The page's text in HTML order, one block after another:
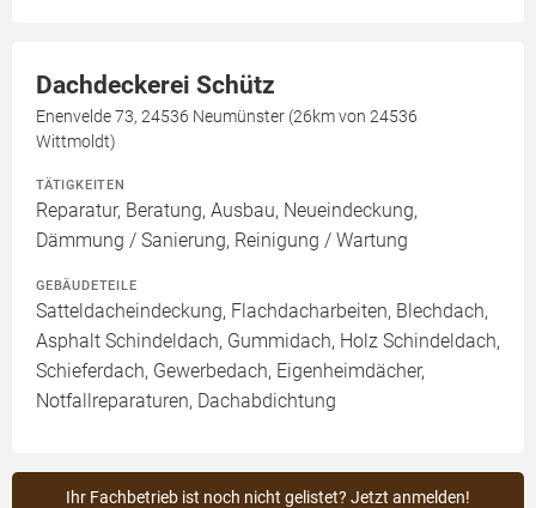
Dachdeckerei Schütz
Enenvelde 73, 24536 Neumünster (26km von 24536
Wittmoldt)
TÄTIGKEITEN
Reparatur, Beratung, Ausbau, Neueindeckung,
Dämmung / Sanierung, Reinigung / Wartung
GEBÄUDETEILE
Satteldacheindeckung, Flachdacharbeiten, Blechdach,
Asphalt Schindeldach, Gummidach, Holz Schindeldach,
Schieferdach, Gewerbedach, Eigenheimdächer,
Notfallreparaturen, Dachabdichtung
Ihr Fachbetrieb ist noch nicht gelistet? Jetzt anmelden!